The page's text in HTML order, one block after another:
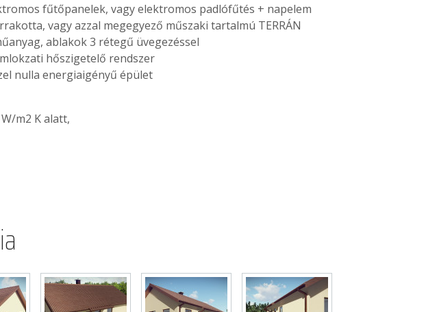
fűtőpanelek, vagy elektromos padlófűtés + napelem
vagy azzal megegyező műszaki tartalmú TERRÁN
ablakok 3 rétegű üvegezéssel
hőszigetelő rendszer
nulla energiaigényű épület
m2 K alatt,